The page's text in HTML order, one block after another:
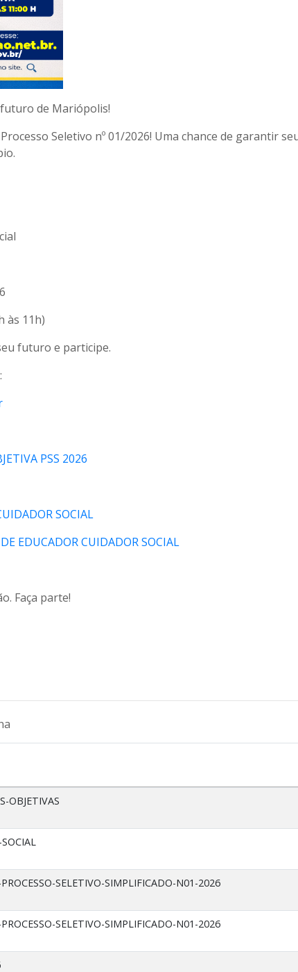
de Mariópolis!
Seletivo nº 01/2026! Uma chance de garantir
às 11h)
futuro e participe.
PSS 2026
SOCIAL
EDUCADOR CUIDADOR SOCIAL
Faça parte!
OBJETIVAS
SELETIVO-SIMPLIFICADO-N01-2026
SELETIVO-SIMPLIFICADO-N01-2026